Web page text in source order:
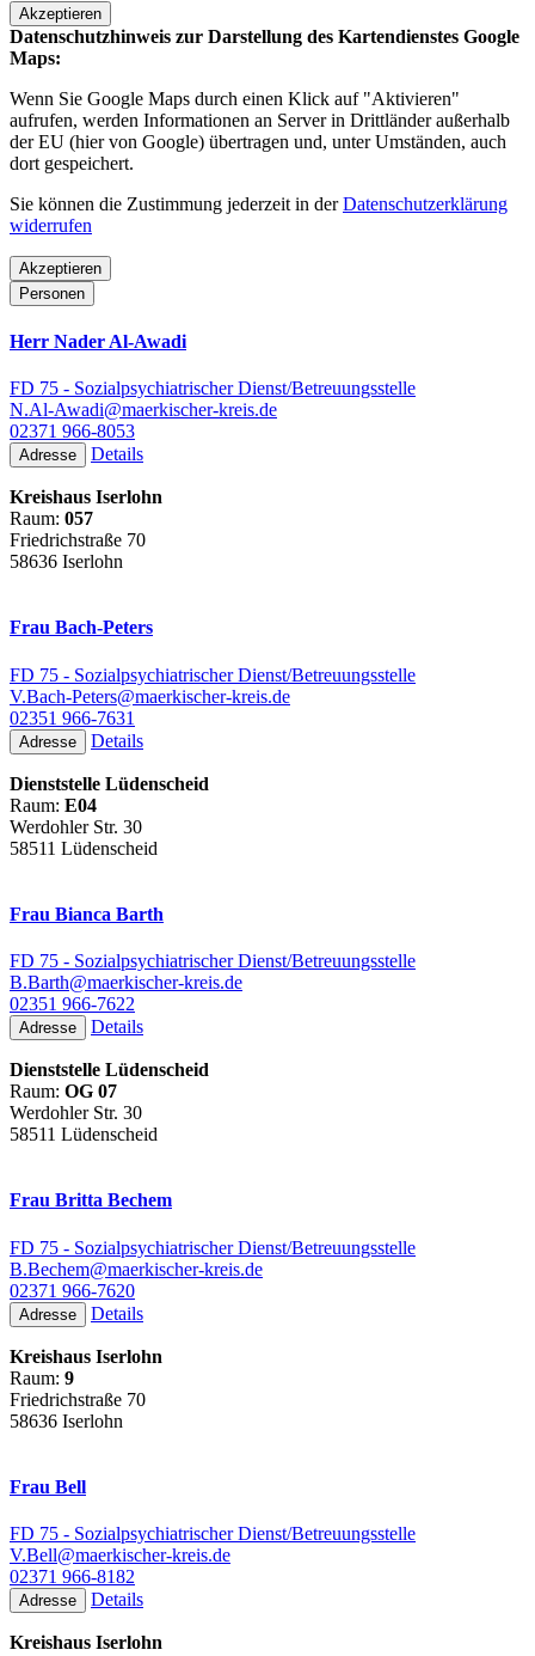
Akzeptieren
Datenschutzhinweis zur Darstellung des Kartendienstes Google
Maps:
Wenn Sie Google Maps durch einen Klick auf "Aktivieren"
aufrufen, werden Informationen an Server in Drittländer außerhalb
der EU (hier von Google) übertragen und, unter Umständen, auch
dort gespeichert.
Sie können die Zustimmung jederzeit in derDatenschutzerklärung
widerrufen
Akzeptieren
Personen
Herr Nader Al-Awadi
FD 75 - Sozialpsychiatrischer Dienst/Betreuungsstelle
N.Al-Awadi@maerkischer-kreis.de
02371 966-8053
Adresse Details
Kreishaus Iserlohn
Raum: 057
Friedrichstraße 70
58636 Iserlohn
Frau Bach-Peters
FD 75 - Sozialpsychiatrischer Dienst/Betreuungsstelle
V.Bach-Peters@maerkischer-kreis.de
02351 966-7631
Adresse Details
Dienststelle Lüdenscheid
Raum: E04
Werdohler Str. 30
58511 Lüdenscheid
Frau Bianca Barth
FD 75 - Sozialpsychiatrischer Dienst/Betreuungsstelle
B.Barth@maerkischer-kreis.de
02351 966-7622
Adresse Details
Dienststelle Lüdenscheid
Raum: OG 07
Werdohler Str. 30
58511 Lüdenscheid
Frau Britta Bechem
FD 75 - Sozialpsychiatrischer Dienst/Betreuungsstelle
B.Bechem@maerkischer-kreis.de
02371 966-7620
Adresse Details
Kreishaus Iserlohn
Raum: 9
Friedrichstraße 70
58636 Iserlohn
Frau Bell
FD 75 - Sozialpsychiatrischer Dienst/Betreuungsstelle
V.Bell@maerkischer-kreis.de
02371 966-8182
Adresse Details
Kreishaus Iserlohn